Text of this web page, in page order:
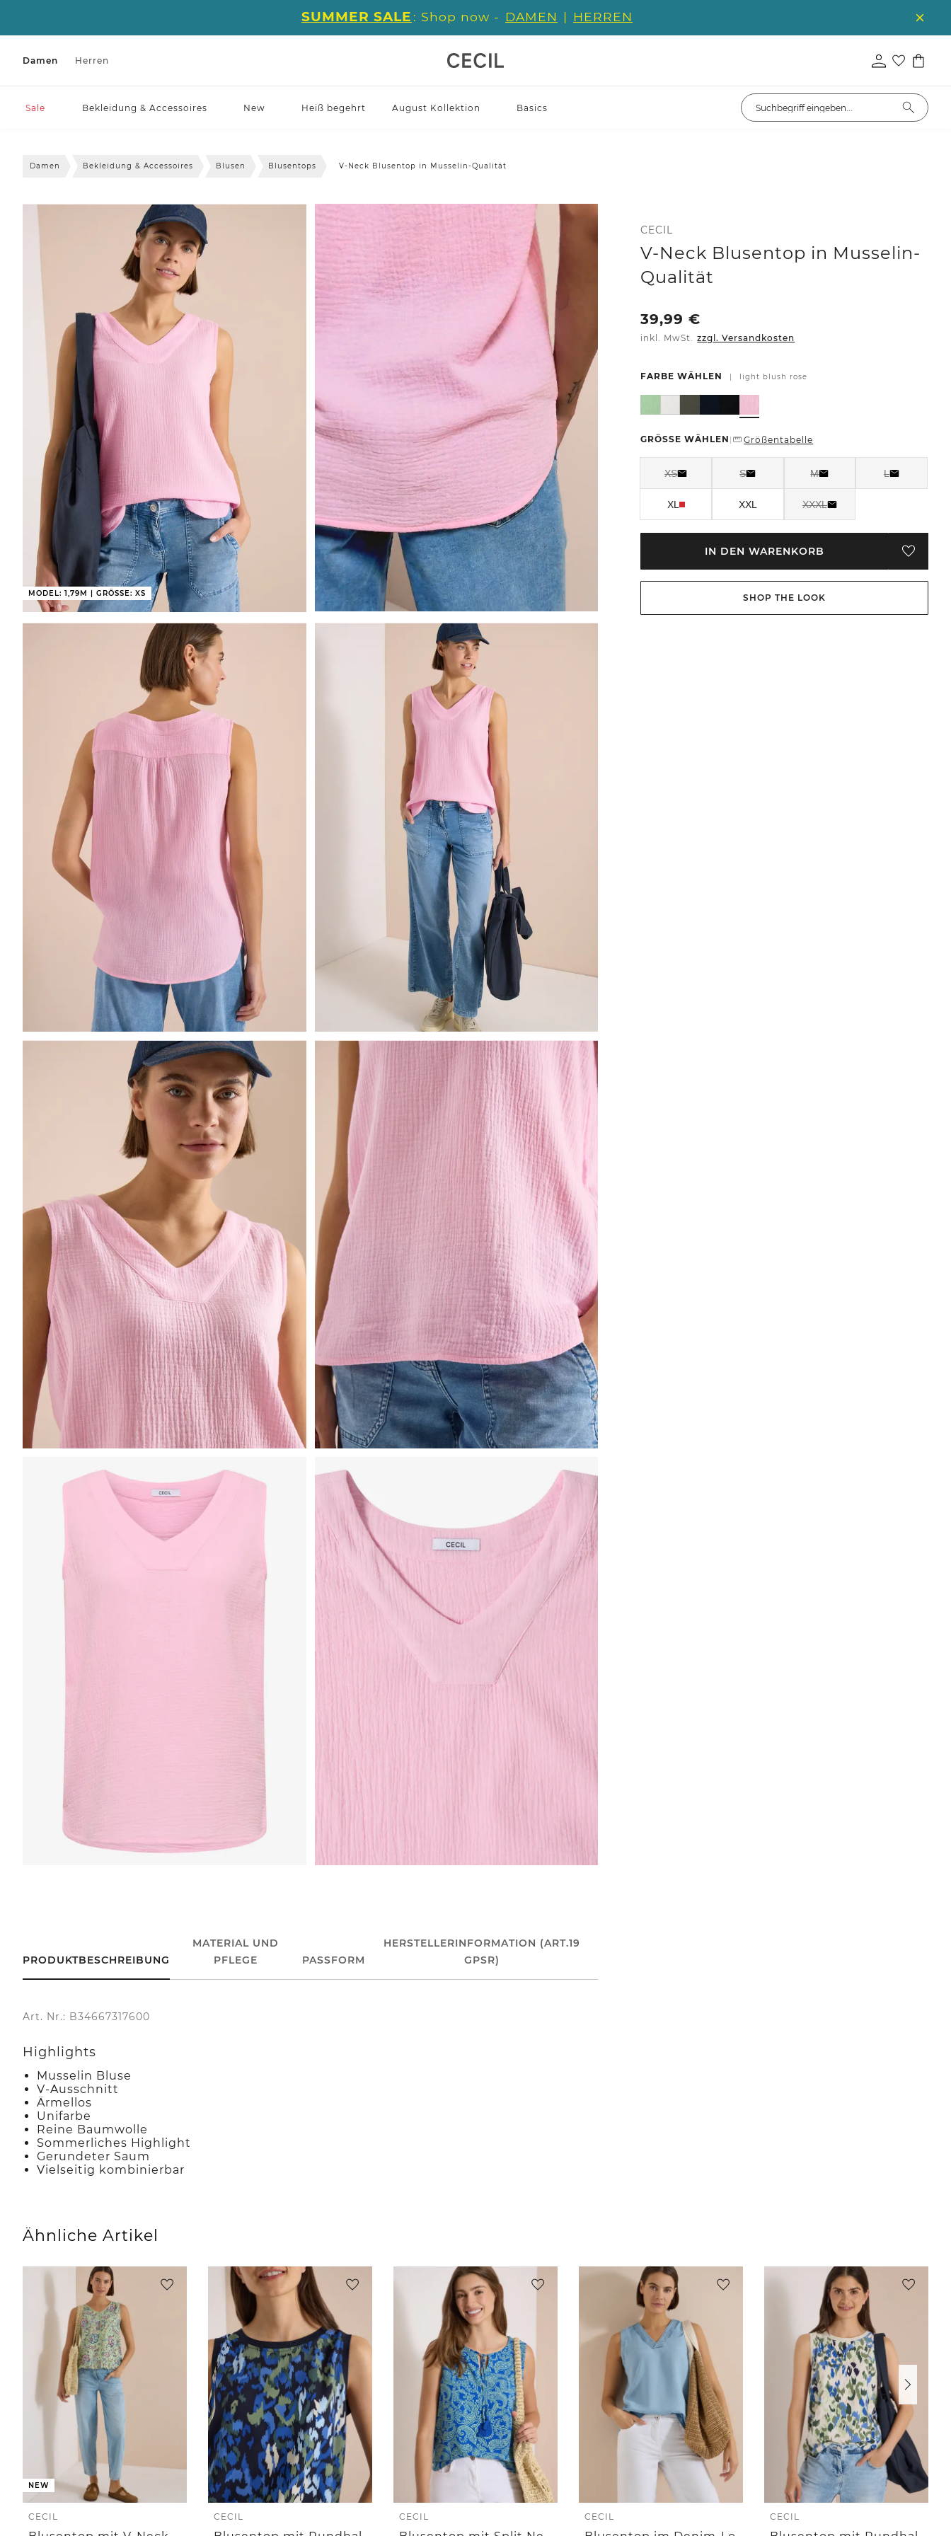
SUMMER SALE : Shop now - DAMEN | HERREN
Damen Herren
Sale Bekleidung & Accessoires New Heiß begehrt August Kollektion Basics
Damen Bekleidung & Accessoires Blusen Blusentops V-Neck Blusentop in Musselin-Qualität
MODEL: 1,79M | GRÖSSE: XS
CECIL
V-Neck Blusentop in Musselin-
Qualität
39,99€
inkl. MwSt. zzgl. Versandkosten
FARBE WÄHLEN | light blush rose
GRÖSSE WÄHLEN | Größentabelle
XS S M L
XL XXL XXXL
IN DEN WARENKORB
SHOP THE LOOK
PRODUKTBESCHREIBUNG
MATERIAL UND
PFLEGE
PASSFORM
HERSTELLERINFORMATION (ART.19
GPSR)
Art. Nr.: B34667317600
Highlights
Musselin Bluse
V-Ausschnitt
Ärmellos
Unifarbe
Reine Baumwolle
Sommerliches Highlight
Gerundeter Saum
Vielseitig kombinierbar
Ähnliche Artikel
NEW
CECIL CECIL CECIL CECIL CECIL